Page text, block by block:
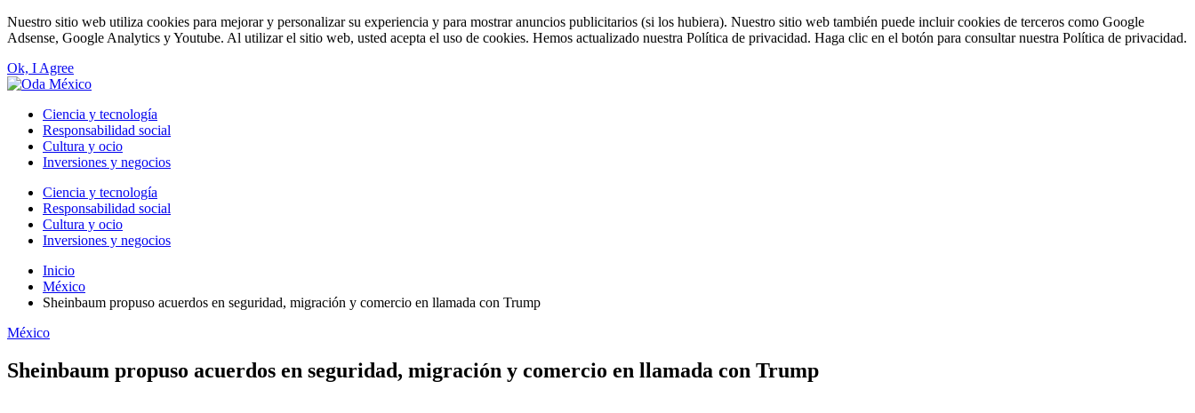
Nuestro sitio web utiliza cookies para mejorar y personalizar su experiencia y para mostrar anuncios publicitarios (si los hubiera). Nuestro sitio web también puede incluir cookies de terceros como Google
Adsense, Google Analytics y Youtube. Al utilizar el sitio web, usted acepta el uso de cookies. Hemos actualizado nuestra Política de privacidad. Haga clic en el botón para consultar nuestra Política de privacidad.
Ok, I Agree
Ciencia y tecnología
Responsabilidad social
Cultura y ocio
Inversiones y negocios
Ciencia y tecnología
Responsabilidad social
Cultura y ocio
Inversiones y negocios
Inicio
México
Sheinbaum propuso acuerdos en seguridad, migración y comercio en llamada con Trump
México
Sheinbaum propuso acuerdos en seguridad, migración y comercio en llamada con Trump